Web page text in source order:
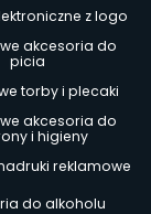
z logo
akcesoria do
picia
torby i plecaki
akcesoria do
i higieny
reklamowe
do alkoholu